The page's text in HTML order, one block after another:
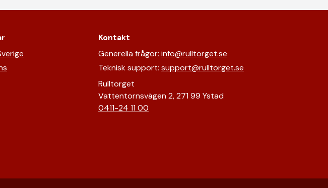
Kontakt
Generella frågor: info@rulltorget.se
Teknisk support: support@rulltorget.se
Rulltorget
Vattentornsvägen 2, 271 99 Ystad
0411-24 11 00